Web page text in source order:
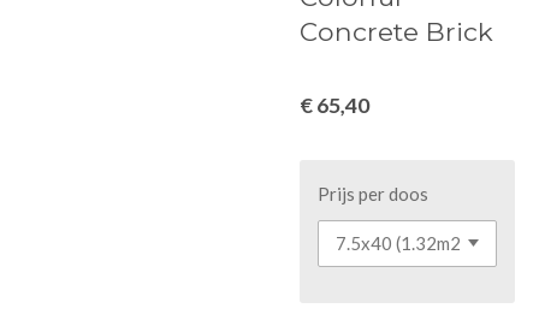
Concrete Brick
€ 65,40
Prijs per doos